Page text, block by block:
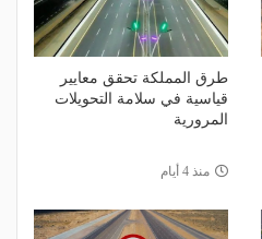
طرق المملكة تحقق معايير
قياسية في سلامة التحويلات
المرورية
منذ 4 أيام